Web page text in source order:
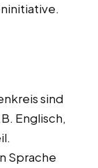
sind
Englisch,
Sprache